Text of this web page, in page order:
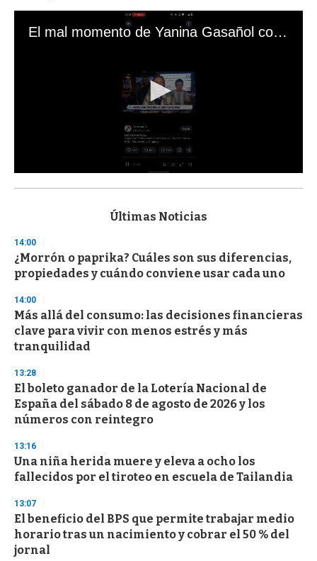
El mal momento de Yanina Gasañol con un hincha argentino en "Subrayado"
s
d
s
o
f
3
s
c
o
d
s
Últimas Noticias
14:00
¿Morrón o paprika? Cuáles son sus diferencias,
propiedades y cuándo conviene usar cada uno
14:00
Más allá del consumo: las decisiones financieras
clave para vivir con menos estrés y más
tranquilidad
13:28
El boleto ganador de la Lotería Nacional de
España del sábado 8 de agosto de 2026 y los
números con reintegro
13:16
Una niña herida muere y eleva a ocho los
fallecidos por el tiroteo en escuela de Tailandia
13:07
El beneficio del BPS que permite trabajar medio
horario tras un nacimiento y cobrar el 50 % del
jornal